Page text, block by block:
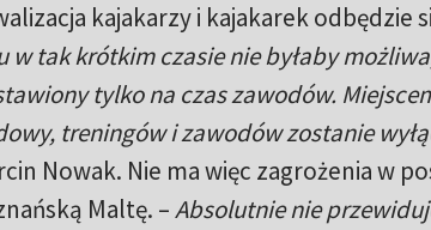
kajakarzy i kajakarek odbędzie
w tak krótkim czasie nie byłaby
tylko na czas zawodów.
treningów i zawodów zostanie
Nowak. Nie ma więc zagrożenia w
Maltę. –Absolutnie nie